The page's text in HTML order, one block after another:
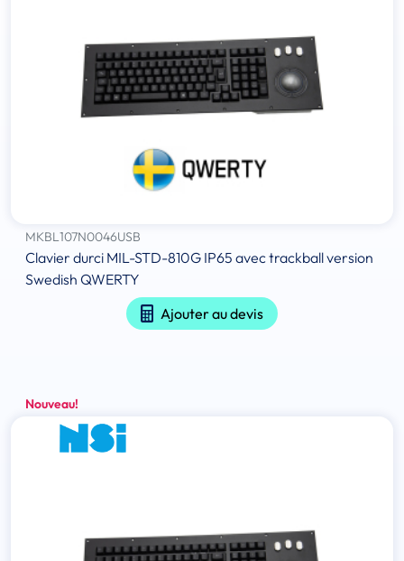
MKBL107N0046USB
Clavier durci MIL-STD-810G IP65 avec trackball version
Swedish QWERTY
Ajouter au devis
Nouveau!